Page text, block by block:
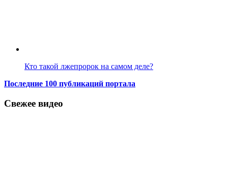
Кто такой лжепророк на самом деле?
Последние 100 публикаций портала
Свежее видео